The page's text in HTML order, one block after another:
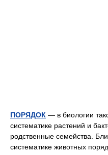
ПОРЯДОК — в биологии
систематике растений и
родственные семейства.
систематике животных